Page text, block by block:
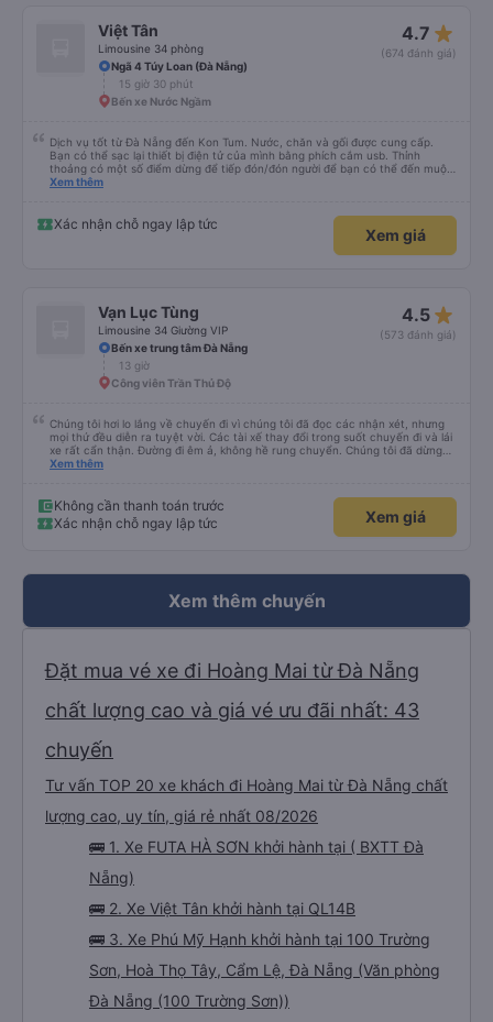
Việt Tân
Limousine 34 phòng
4.7 star_rate
(674 đánh giá)
Ngã 4 Túy Loan (Đà Nẵng)
15 giờ 30 phút
Bến xe Nước Ngầm
Dịch vụ tốt từ Đà Nẵng đến Kon Tum. Nước, chăn và gối được cung cấp.
Bạn có thể sạc lại thiết bị điện tử của mình bằng phích cắm usb. Thỉnh
thoảng có một số điểm dừng để tiếp đón/đón người để bạn có thể đến muộn
hơn một chút so với mô tả. (Lưu ý: chúng tôi hiểu và nói được một chút
Xem thêm
Xác nhận chỗ ngay lập tức
Xem giá
Vạn Lục Tùng
Limousine 34 Giường VIP
4.5 star_rate
(573 đánh giá)
Bến xe trung tâm Đà Nẵng
13 giờ
Công viên Trần Thủ Độ
Chúng tôi hơi lo lắng về chuyến đi vì chúng tôi đã đọc các nhận xét, nhưng
mọi thứ đều diễn ra tuyệt vời. Các tài xế thay đổi trong suốt chuyến đi và lái
xe rất cẩn thận. Đường đi êm ả, không hề rung chuyển. Chúng tôi đã dừng
đủ số lần để đi vệ sinh và dừng lại để ăn tối. Nhìn chung, ghế ngồi có thể hơi
Xem thêm
Không cần thanh toán trước
Xác nhận chỗ ngay lập tức
Xem giá
Xem thêm chuyến
Đặt mua vé xe đi Hoàng Mai từ Đà Nẵng
chất lượng cao và giá vé ưu đãi nhất: 43
chuyến
Tư vấn TOP 20 xe khách đi Hoàng Mai từ Đà Nẵng chất
lượng cao, uy tín, giá rẻ nhất 08/2026
🚌 1. Xe FUTA HÀ SƠN khởi hành tại ( BXTT Đà
Nẵng)
🚌 2. Xe Việt Tân khởi hành tại QL14B
🚌 3. Xe Phú Mỹ Hạnh khởi hành tại 100 Trường
Sơn, Hoà Thọ Tây, Cẩm Lệ, Đà Nẵng (Văn phòng
Đà Nẵng (100 Trường Sơn))